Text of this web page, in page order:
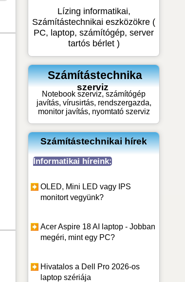
Lízing informatikai,
Számítástechnikai eszközökre (
PC, laptop, számítógép, server
tartós bérlet )
Számítástechnika
szerviz
Notebook szerviz, számítógép
javítás, vírusirtás, rendszergazda,
monitor javítás, nyomtató szerviz
Számítástechnikai hírek
Informatikai híreink:
OLED, Mini LED vagy IPS
monitort vegyünk?
Acer Aspire 18 AI laptop - Jobban
megéri, mint egy PC?
Hivatalos a Dell Pro 2026-os
laptop szériája